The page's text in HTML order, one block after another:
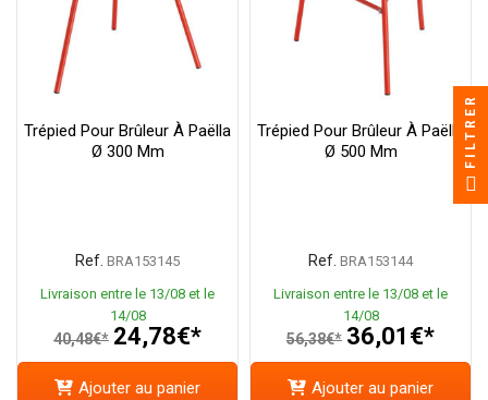
Trépied Pour Brûleur À Paëlla
Ø 300 Mm
Ref. BRA153145
Livraison entre le 13/08 et le
14/08
40,48€* 24,78€*
Ajouter au panier
Trépied Pour Brûleur À Paëlla
Ø 500 Mm
Ref. BRA153144
Livraison entre le 13/08 et le
14/08
56,38€* 36,01€*
Ajouter au panier
FILTRER